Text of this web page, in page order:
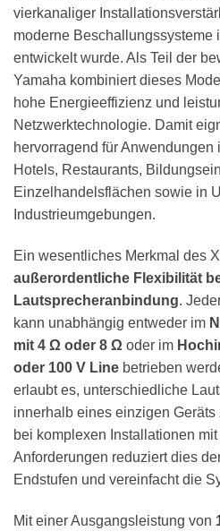
vierkanaliger
moderne Beschallungssysteme
entwickelt wurde. Als Teil der
Yamaha kombiniert dieses
hohe Energieeffizienz und
Netzwerktechnologie. Damit
hervorragend für Anwendungen
Hotels, Restaurants,
Einzelhandelsflächen sowie in
Industrieumgebungen.
Ein wesentliches Merkmal des
außerordentliche Flexibilität
Lautsprecheranbindung.
kann unabhängig entweder im
mit 4 Ω oder 8 Ω oder im
oder 100 V Line betrieben
erlaubt es, unterschiedliche
innerhalb eines einzigen
bei komplexen Installationen
Anforderungen reduziert dies
Endstufen und vereinfacht die
Mit einer Ausgangsleistung von